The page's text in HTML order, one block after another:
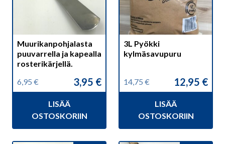
Muurikanpohjalasta
puuvarrella ja kapealla
rosterikärjellä.
6,95 €
Alkuperäinen
hinta
6,95 €.
3,95 €
Nykyinen
hinta
3,95 €.
LISÄÄ
OSTOSKORIIN
3L Pyökki
kylmäsavupuru
14,75 €
Alkuperäinen
hinta
14,75 €.
12,95 €
Nykyinen
hinta
12,95 €.
LISÄÄ
OSTOSKORIIN